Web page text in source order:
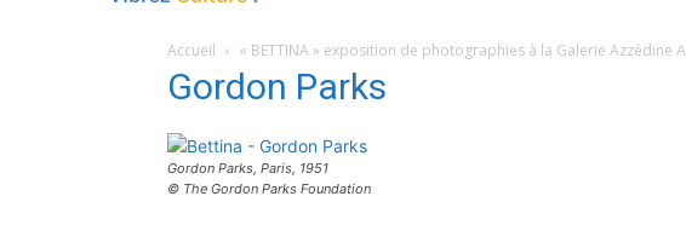
Accueil « BETTINA » exposition de photographies à la Galerie Azzédine
Gordon Parks
Gordon Parks, Paris, 1951
© The Gordon Parks Foundation